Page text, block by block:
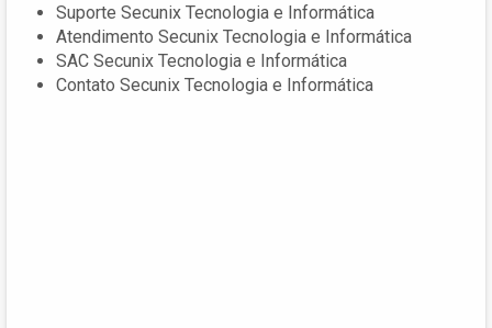
Suporte Secunix Tecnologia e Informática
Atendimento Secunix Tecnologia e Informática
SAC Secunix Tecnologia e Informática
Contato Secunix Tecnologia e Informática